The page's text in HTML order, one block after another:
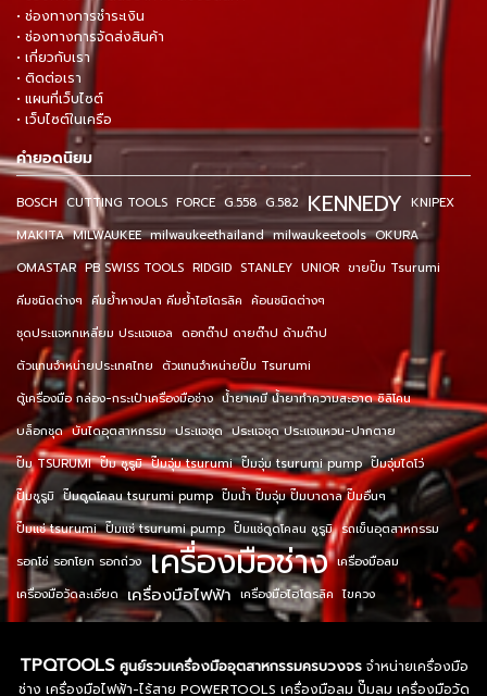
• ช่องทางการชำระเงิน
• ช่องทางการจัดส่งสินค้า
• เกี่ยวกับเรา
• ติดต่อเรา
• แผนที่เว็บไซต์
• เว็บไซต์ในเครือ
คำยอดนิยม
BOSCH CUTTING TOOLS FORCE G.558 G.582 KENNEDY KNIPEX
MAKITA MILWAUKEE milwaukeethailand milwaukeetools OKURA
OMASTAR PB SWISS TOOLS RIDGID STANLEY UNIOR ขายปั๊ม Tsurumi
คีมชนิดต่างๆ คีมย้ำหางปลา คีมย้ำไฮโดรลิค ค้อนชนิดต่างๆ
ชุดประแจหกเหลี่ยม ประแจแอล ดอกต๊าป ดายต๊าป ด้ามต๊าป
ตัวแทนจำหน่ายประเทศไทย ตัวแทนจำหน่ายปั๊ม Tsurumi
ตู้เครื่องมือ กล่อง-กระเป๋าเครื่องมือช่าง น้ำยาเคมี น้ำยาทำความสะอาด ซิลิโคน
บล็อกชุด บันไดอุตสาหกรรม ประแจชุด ประแจชุด ประแจแหวน-ปากตาย
ปั๊ม TSURUMI ปั๊ม ซูรูมิ ปั๊มจุ่ม tsurumi ปั๊มจุ่ม tsurumi pump ปั๊มจุ่มไดโว่
ปั๊มซูรูมิ ปั๊มดูดโคลน tsurumi pump ปั๊มน้ำ ปั๊มจุ่ม ปั๊มบาดาล ปั๊มอื่นๆ
ปั๊มแช่ tsurumi ปั๊มแช่ tsurumi pump ปั๊มแช่ดูดโคลน ซูรูมิ รถเข็นอุตสาหกรรม
รอกโซ่ รอกโยก รอกถ่วง เครื่องมือช่าง เครื่องมือลม
เครื่องมือวัดละเอียด เครื่องมือไฟฟ้า เครื่องมือไฮโดรลิค ไขควง
TPQTOOLS ศูนย์รวมเครื่องมืออุตสาหกรรมครบวงจรจำหน่ายเครื่องมือ
ช่าง เครื่องมือไฟฟ้า-ไร้สาย POWERTOOLS เครื่องมือลม ปั๊มลม เครื่องมือวัด